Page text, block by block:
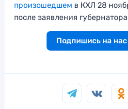
произошедшем в КХЛ 28
после заявления
Подпишись на